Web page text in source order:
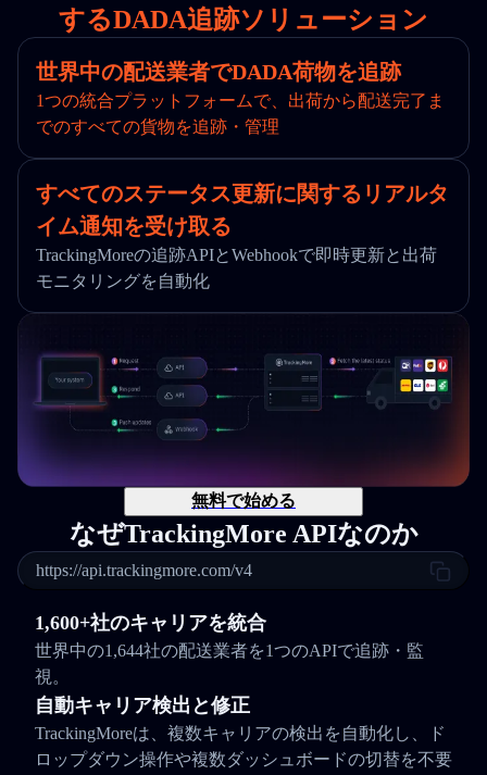
するDADA追跡ソリューション
世界中の配送業者でDADA荷物を追跡
1つの統合プラットフォームで、出荷から配送完了ま
でのすべての貨物を追跡・管理
すべてのステータス更新に関するリアルタ
イム通知を受け取る
TrackingMoreの追跡APIとWebhookで即時更新と出荷
モニタリングを自動化
無料で始める
なぜTrackingMore APIなのか
https://api.trackingmore.com/v4
1,600+社のキャリアを統合
世界中の1,644社の配送業者を1つのAPIで追跡・監
視。
自動キャリア検出と修正
TrackingMoreは、複数キャリアの検出を自動化し、ド
ロップダウン操作や複数ダッシュボードの切替を不要